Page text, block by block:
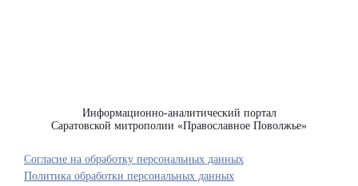
Информационно-аналитический портал
Саратовской митрополии «Православное Поволжье»
Согласие на обработку персональных данных
Политика обработки персональных данных